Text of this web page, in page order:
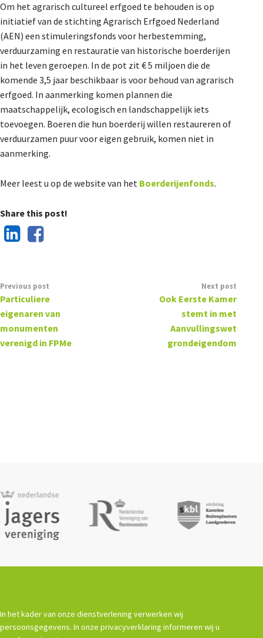
Om het agrarisch cultureel erfgoed te behouden is op
initiatief van de stichting Agrarisch Erfgoed Nederland
(AEN) een stimuleringsfonds voor herbestemming,
verduurzaming en restauratie van historische boerderijen
in het leven geroepen. In de pot zit € 5 miljoen die de
komende 3,5 jaar beschikbaar is voor behoud van agrarisch
erfgoed. In aanmerking komen plannen die
maatschappelijk, ecologisch en landschappelijk iets
toevoegen. Boeren die hun boerderij willen restaureren of
verduurzamen puur voor eigen gebruik, komen niet in
aanmerking.
Meer leest u op de website van het Boerderijenfonds.
Share this post!
Previous post
Particuliere
eigenaren van
monumenten
verenigd in FPMe
Next post
Ook Eerste Kamer
stemt in met
Aanvullingswet
grondeigendom
In het kader van onze dienstverlening verwerken wij
persoonsgegevens. In onze privacyverklaring informeren wij u